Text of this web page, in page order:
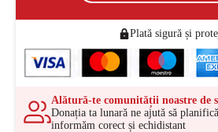
Plată sigură și
Alătură-te comunității noastre de
Donația ta lunară ne ajută să
informăm corect și echidistant